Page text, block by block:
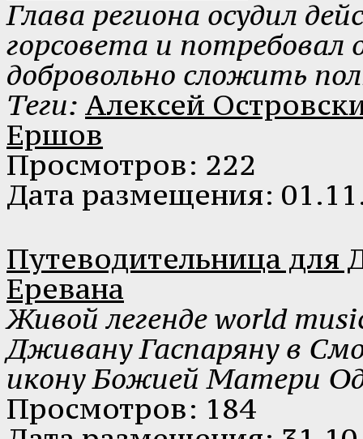
Глава региона осудил
горсовета и потребовал
добровольно сложить
Теги: Алексей
Ершов
Просмотров: 222
Дата размещения:
Путеводительница для
Еревана
Живой легенде world
Дживану Гаспаряну в
икону Божией Матери
Просмотров: 184